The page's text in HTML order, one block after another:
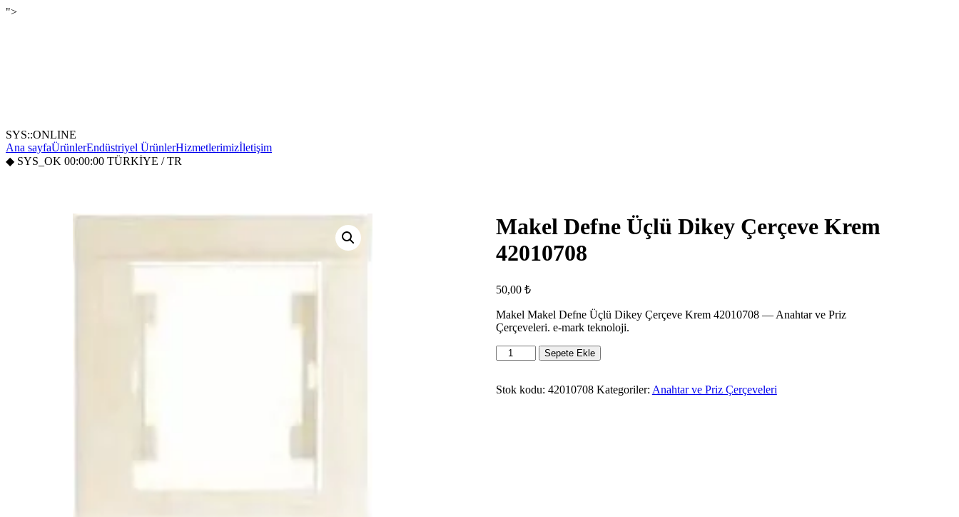
">
SYS::ONLINE
Ana sayfaÜrünlerEndüstriyel ÜrünlerHizmetlerimizİletişim
◆ SYS_OK 00:00:00 TÜRKİYE / TR
Makel Defne Üçlü Dikey Çerçeve Krem
42010708
50,00 ₺
Makel Makel Defne Üçlü Dikey Çerçeve Krem 42010708 — Anahtar ve Priz
Çerçeveleri. e-mark teknoloji.
Makel
Defne
Dikey
Sepete Ekle
Stok kodu: 42010708 Kategoriler: Anahtar ve Priz Çerçeveleri